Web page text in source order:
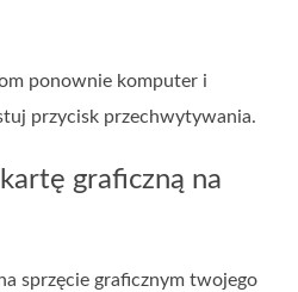
ponownie komputer i
przycisk przechwytywania.
graficzną na
sprzęcie graficznym twojego